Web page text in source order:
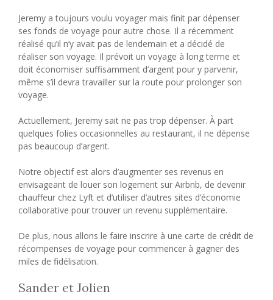
Jeremy a toujours voulu voyager mais finit par dépenser
ses fonds de voyage pour autre chose. Il a récemment
réalisé qu’il n’y avait pas de lendemain et a décidé de
réaliser son voyage. Il prévoit un voyage à long terme et
doit économiser suffisamment d’argent pour y parvenir,
même s’il devra travailler sur la route pour prolonger son
voyage.
Actuellement, Jeremy sait ne pas trop dépenser. À part
quelques folies occasionnelles au restaurant, il ne dépense
pas beaucoup d’argent.
Notre objectif est alors d’augmenter ses revenus en
envisageant de louer son logement sur Airbnb, de devenir
chauffeur chez Lyft et d’utiliser d’autres sites d’économie
collaborative pour trouver un revenu supplémentaire.
De plus, nous allons le faire inscrire à une carte de crédit de
récompenses de voyage pour commencer à gagner des
miles de fidélisation.
Sander et Jolien